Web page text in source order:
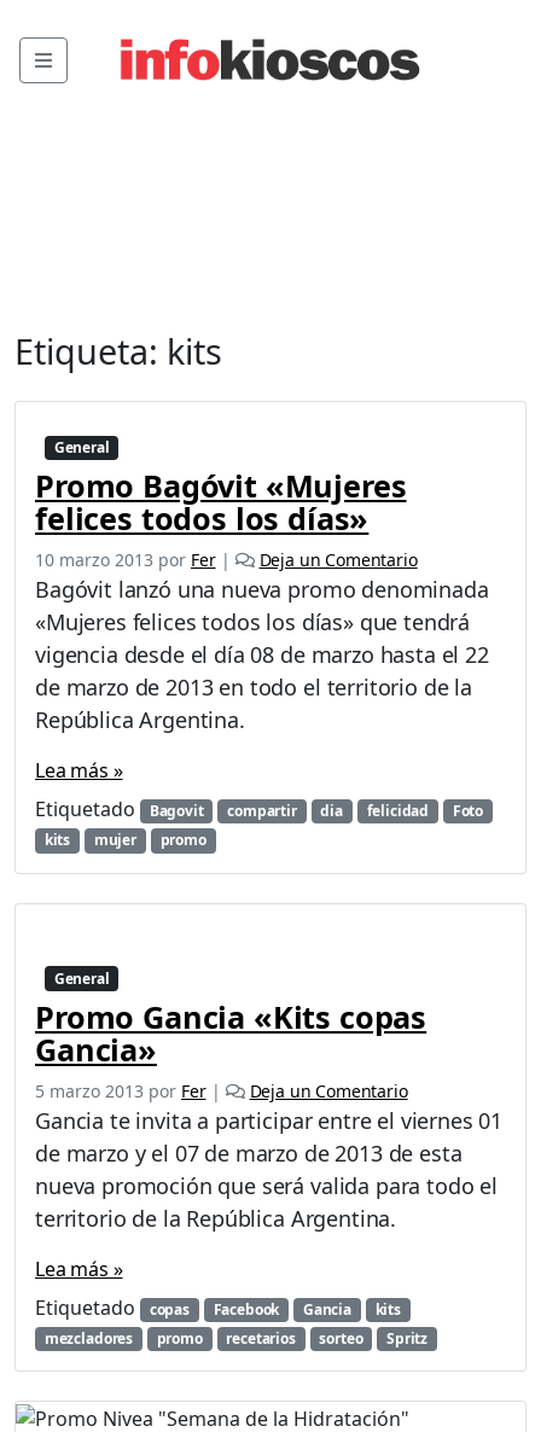
Menu
Etiqueta: kits
General
Promo Bagóvit «Mujeres
felices todos los días»
10 marzo 2013 por Fer | Deja un Comentario
Bagóvit lanzó una nueva promo denominada
«Mujeres felices todos los días» que tendrá
vigencia desde el día 08 de marzo hasta el 22
de marzo de 2013 en todo el territorio de la
República Argentina.
Lea más »
Etiquetado
Bagovit compartir dia felicidad
Foto
kits
mujer promo
General
Promo Gancia «Kits copas
Gancia»
5 marzo 2013 por Fer | Deja un Comentario
Gancia te invita a participar entre el viernes 01
de marzo y el 07 de marzo de 2013 de esta
nueva promoción que será valida para todo el
territorio de la República Argentina.
Lea más »
Etiquetado
copas Facebook Gancia
kits
mezcladores
promo recetarios sorteo Spritz